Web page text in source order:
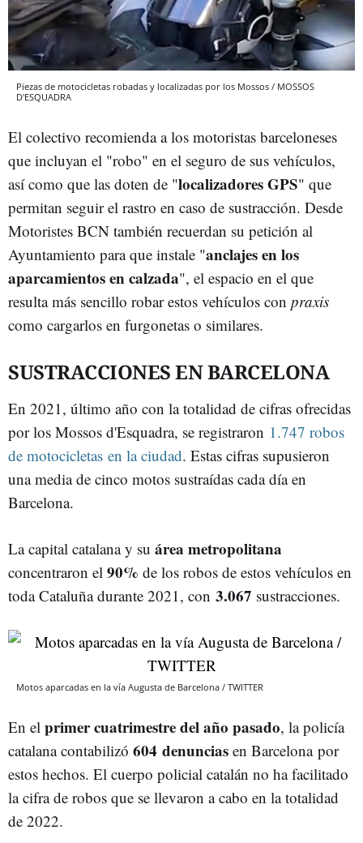
Piezas de motocicletas robadas y localizadas por los Mossos / MOSSOS
D'ESQUADRA
El colectivo recomienda a los motoristas barceloneses
que incluyan el "robo" en el seguro de sus vehículos,
así como que las doten de "localizadores GPS" que
permitan seguir el rastro en caso de sustracción. Desde
Motoristes BCN también recuerdan su petición al
Ayuntamiento para que instale "anclajes en los
aparcamientos en calzada", el espacio en el que
resulta más sencillo robar estos vehículos con praxis
como cargarlos en furgonetas o similares.
SUSTRACCIONES EN BARCELONA
En 2021, último año con la totalidad de cifras ofrecidas
por los Mossos d'Esquadra, se registraron 1.747 robos
de motocicletas en la ciudad. Estas cifras supusieron
una media de cinco motos sustraídas cada día en
Barcelona.
La capital catalana y su área metropolitana
concentraron el 90% de los robos de estos vehículos en
toda Cataluña durante 2021, con 3.067 sustracciones.
Motos aparcadas en la vía Augusta de Barcelona / TWITTER
En el primer cuatrimestre del año pasado, la policía
catalana contabilizó 604 denuncias en Barcelona por
estos hechos. El cuerpo policial catalán no ha facilitado
la cifra de robos que se llevaron a cabo en la totalidad
de 2022.